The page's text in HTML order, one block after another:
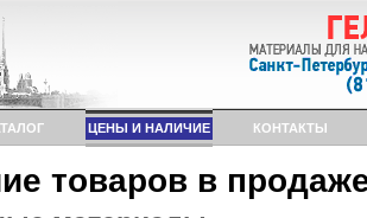
ЦЕНЫ И НАЛИЧИЕ КОНТАКТЫ
товаров в